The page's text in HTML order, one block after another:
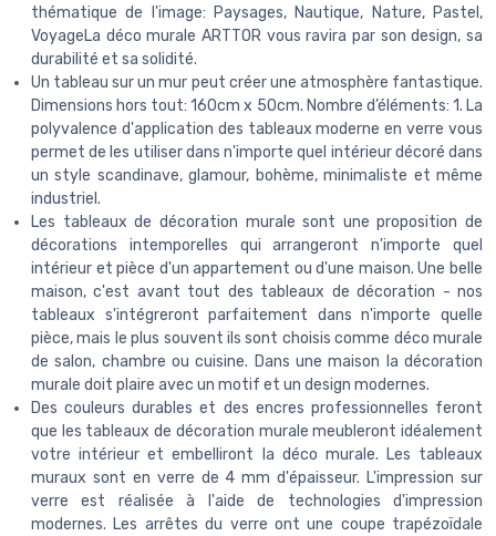
thématique de l'image: Paysages, Nautique, Nature, Pastel,
VoyageLa déco murale ARTTOR vous ravira par son design, sa
durabilité et sa solidité.
Un tableau sur un mur peut créer une atmosphère fantastique.
Dimensions hors tout: 160cm x 50cm. Nombre d’éléments: 1. La
polyvalence d'application des tableaux moderne en verre vous
permet de les utiliser dans n'importe quel intérieur décoré dans
un style scandinave, glamour, bohème, minimaliste et même
industriel.
Les tableaux de décoration murale sont une proposition de
décorations intemporelles qui arrangeront n'importe quel
intérieur et pièce d'un appartement ou d'une maison. Une belle
maison, c'est avant tout des tableaux de décoration - nos
tableaux s'intégreront parfaitement dans n'importe quelle
pièce, mais le plus souvent ils sont choisis comme déco murale
de salon, chambre ou cuisine. Dans une maison la décoration
murale doit plaire avec un motif et un design modernes.
Des couleurs durables et des encres professionnelles feront
que les tableaux de décoration murale meubleront idéalement
votre intérieur et embelliront la déco murale. Les tableaux
muraux sont en verre de 4 mm d'épaisseur. L'impression sur
verre est réalisée à l'aide de technologies d'impression
modernes. Les arrêtes du verre ont une coupe trapézoïdale